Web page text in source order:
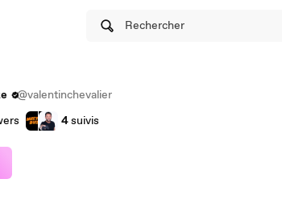
Rechercher
@valentinchevalier
4suivis